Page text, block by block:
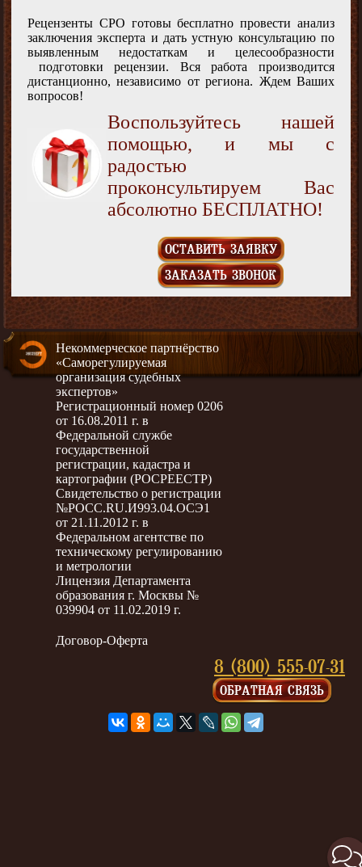
Рецензенты СРО готовы бесплатно провести анализ
заключения эксперта и дать устную консультацию по
выявленным недостаткам и целесообразности
подготовки рецензии. Вся работа производится
дистанционно, независимо от региона. Ждем Ваших
вопросов!
Воспользуйтесь нашей
помощью, и мы с
радостью
проконсультируем Вас
абсолютно БЕСПЛАТНО!
ОСТАВИТЬ ЗАЯВКУ
ЗАКАЗАТЬ ЗВОНОК
Некоммерческое партнёрство
«Саморегулируемая
организация судебных
экспертов»
Регистрационный номер 0206
от 16.08.2011 г. в
Федеральной службе
государственной
регистрации, кадастра и
картографии (РОСРЕЕСТР)
Свидетельство о регистрации
№РОСС.RU.И993.04.ОСЭ1
от 21.11.2012 г. в
Федеральном агентстве по
техническому регулированию
и метрологии
Лицензия Департамента
образования г. Москвы №
039904 от 11.02.2019 г.
Договор-Оферта
8 (800) 555-07-31
ОБРАТНАЯ СВЯЗЬ